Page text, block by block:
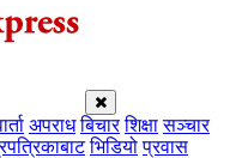
अपराध बिचार शिक्षा सञ्चार
भिडियो प्रवास